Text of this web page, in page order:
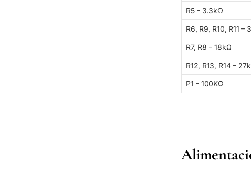
R5 – 3.3kΩ
R6, R9, R10, R11 –
R7, R8 – 18kΩ
R12, R13, R14 –
P1 – 100KΩ